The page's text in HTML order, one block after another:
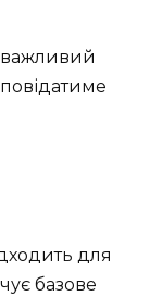
важливий
для
базове